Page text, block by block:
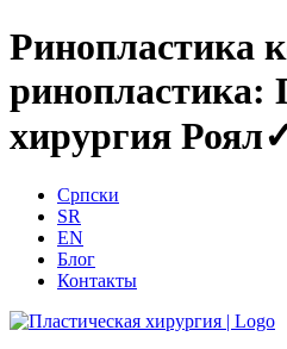
Ринопластика
ринопластика:
хирургия
Српски
SR
EN
Блог
Контакты